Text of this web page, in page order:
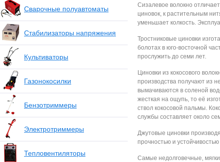
Сварочные полуавтоматы
Стабилизаторы напряжения
Культиваторы
Газонокосилки
Бензотриммеры
Электротриммеры
Тепловентиляторы
Сизалевое волокно
циновок, к растительным
уменьшает колкость.
Тростниковые циновки
болотах в юго-восточной
прослужить до семи лет.
Циновки из кокосового
производства получают из
вымачиваются в соленой
жесткая на ощупь, то её
ствол кокосовой пальмы.
службы составляет около
Джутовые циновки
прочностью и
Самые недолговечные,